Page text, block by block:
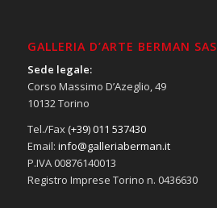
GALLERIA D’ARTE BERMAN SAS
Sede legale:
Corso Massimo D’Azeglio, 49
10132 Torino
Tel./Fax(+39) 011 537430
Email: info@galleriaberman.it
P.IVA 00876140013
Registro Imprese Torino n. 0436630